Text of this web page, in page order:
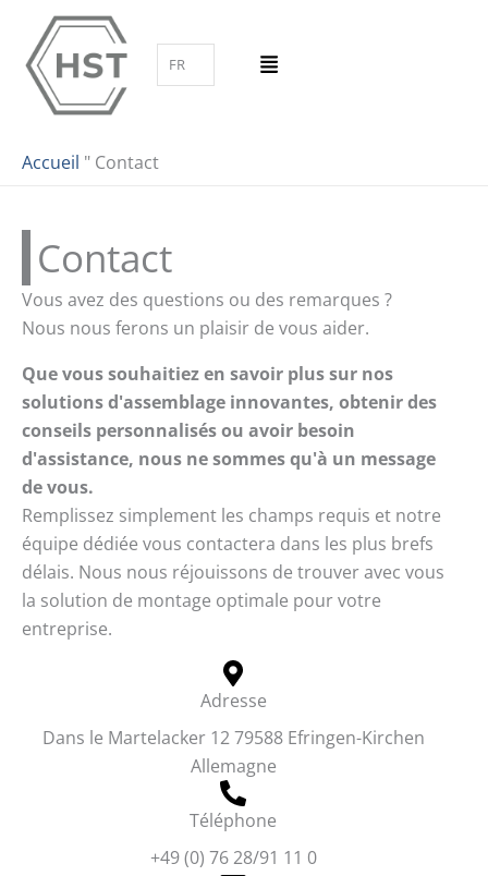
contenu
FR
Accueil " Contact
Contact
Vous avez des questions ou des remarques ?
Nous nous ferons un plaisir de vous aider.
Que vous souhaitiez en savoir plus sur nos
solutions d'assemblage innovantes, obtenir des
conseils personnalisés ou avoir besoin
d'assistance, nous ne sommes qu'à un message
de vous.
Remplissez simplement les champs requis et notre
équipe dédiée vous contactera dans les plus brefs
délais. Nous nous réjouissons de trouver avec vous
la solution de montage optimale pour votre
entreprise.
Adresse
Dans le Martelacker 12 79588 Efringen-Kirchen
Allemagne
Téléphone
+49 (0) 76 28/91 11 0